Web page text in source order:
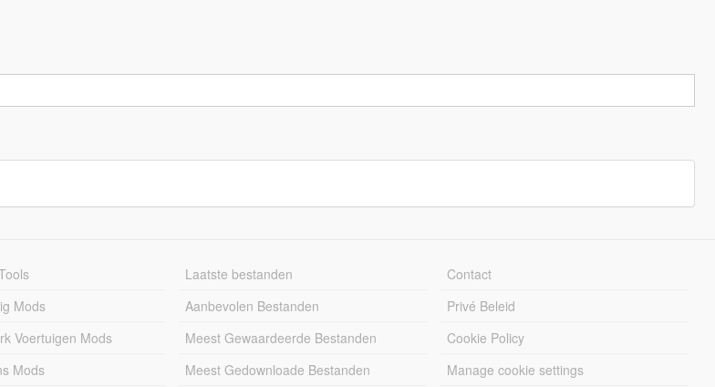
Mods
Voertuigen Mods
Mods
Laatste bestanden
Aanbevolen Bestanden
Meest Gewaardeerde Bestanden
Meest Gedownloade Bestanden
Contact
Privé Beleid
Cookie Policy
Manage cookie settings